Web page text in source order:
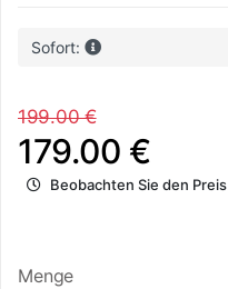
Sofort:
199.00 €
179.00 €
Beobachten Sie den Preis
Menge